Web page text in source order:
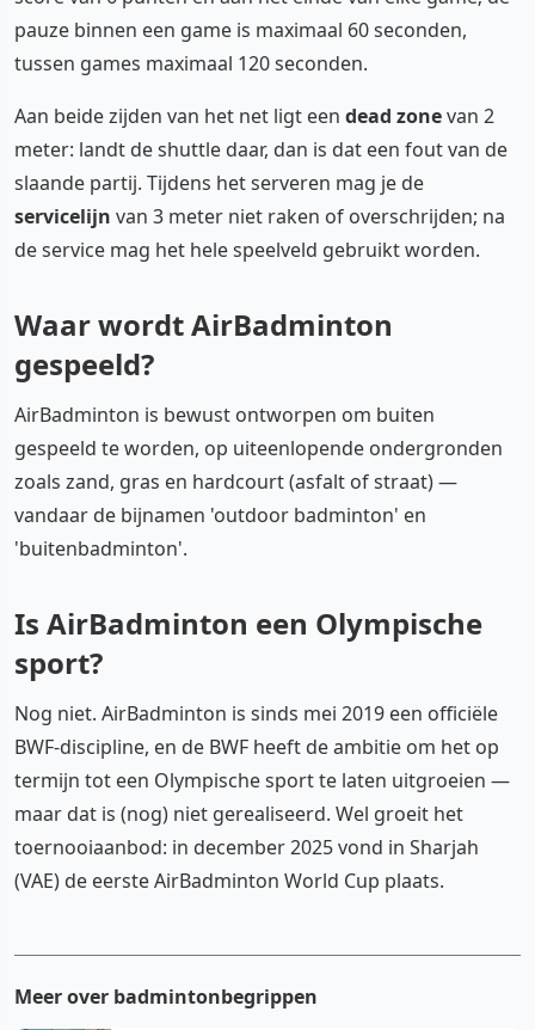
pauze binnen een game is maximaal 60 seconden,
tussen games maximaal 120 seconden.
Aan beide zijden van het net ligt een dead zonevan 2
meter: landt de shuttle daar, dan is dat een fout van de
slaande partij. Tijdens het serveren mag je de
servicelijn van 3 meter niet raken of overschrijden; na
de service mag het hele speelveld gebruikt worden.
Waar wordt AirBadminton
gespeeld?
AirBadminton is bewust ontworpen om buiten
gespeeld te worden, op uiteenlopende ondergronden
zoals zand, gras en hardcourt (asfalt of straat) —
vandaar de bijnamen 'outdoor badminton' en
'buitenbadminton'.
Is AirBadminton een Olympische
sport?
Nog niet. AirBadminton is sinds mei 2019 een officiële
BWF-discipline, en de BWF heeft de ambitie om het op
termijn tot een Olympische sport te laten uitgroeien —
maar dat is (nog) niet gerealiseerd. Wel groeit het
toernooiaanbod: in december 2025 vond in Sharjah
(VAE) de eerste AirBadminton World Cup plaats.
Meer over badmintonbegrippen